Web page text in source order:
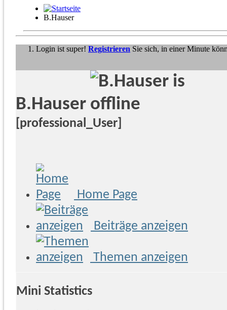
B.Hauser
Login ist super! Registrieren Sie sich, in einer Minute
B.Hauser
[professional_User]
Home Page
Beiträge anzeigen
Themen anzeigen
Mini Statistics